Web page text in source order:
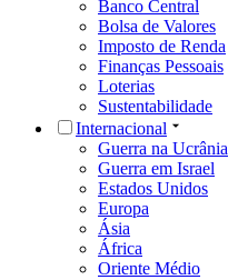
Banco Central
Bolsa de Valores
Imposto de Renda
Finanças Pessoais
Loterias
Sustentabilidade
Internacional
Guerra na Ucrânia
Guerra em Israel
Estados Unidos
Europa
Ásia
África
Oriente Médio